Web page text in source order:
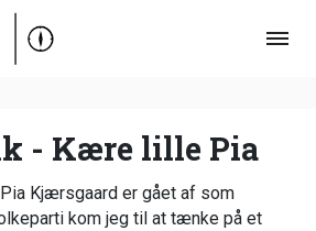
- Kære lille Pia
Kjærsgaard er gået af som
kom jeg til at tænke på et